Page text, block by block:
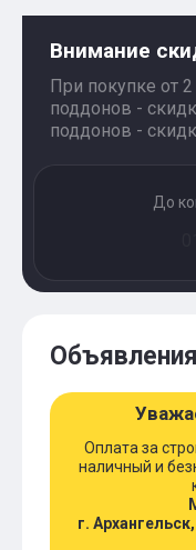
Внимание
При покупке от
поддонов -
поддонов -
До
Объявления
Оплата за
наличный и
г.